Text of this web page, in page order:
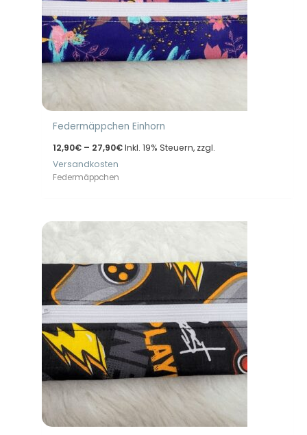
Federmäppchen Einhorn
12,90€ – 27,90€Preisspanne:
Inkl. 19% Steuern, zzgl.
Versandkosten
Federmäppchen